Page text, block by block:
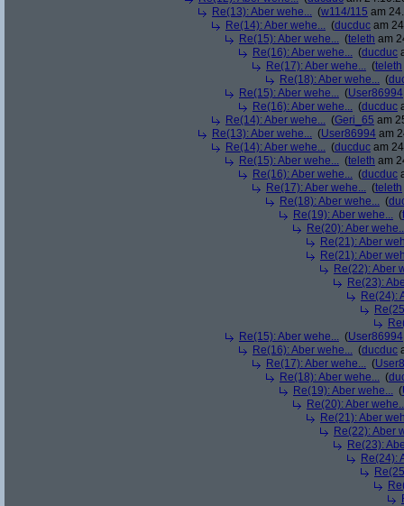
Re(13): Aber wehe... (w114/115 am
Re(14): Aber wehe... (ducduc am
Re(15): Aber wehe... (teleth am
Re(16): Aber wehe... (ducduc
Re(17): Aber wehe... (teleth
Re(18): Aber wehe... (
Re(15): Aber wehe... (User86994
Re(16): Aber wehe... (ducduc
Re(14): Aber wehe... (Geri_65 am
Re(13): Aber wehe... (User86994 am
Re(14): Aber wehe... (ducduc am
Re(15): Aber wehe... (teleth am
Re(16): Aber wehe... (ducduc
Re(17): Aber wehe... (teleth
Re(18): Aber wehe... (
Re(19): Aber wehe... (
Re(20): Aber
Re(21): Aber
Re(21): Aber
Re(22): Aber
Re(23):
Re(24):
Re(15): Aber wehe... (User86994
Re(16): Aber wehe... (ducduc
Re(17): Aber wehe... (
Re(18): Aber wehe... (
Re(19): Aber wehe... (
Re(20): Aber
Re(21): Aber
Re(22): Aber
Re(23):
Re(24):